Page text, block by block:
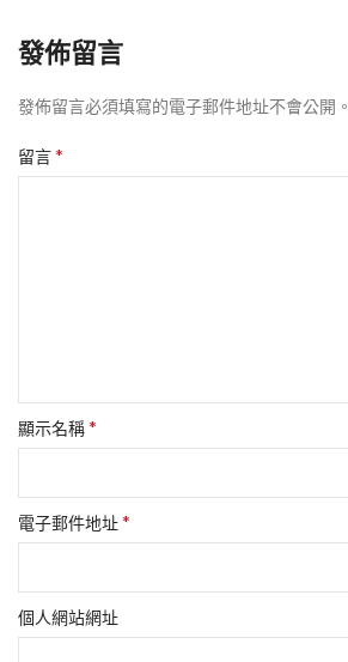
發佈留言
發佈留言必須填寫的電子郵件地址不會公開。
留言*
顯示名稱*
電子郵件地址*
個人網站網址